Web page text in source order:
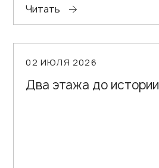
Читать
02 ИЮЛЯ 2026
Два этажа до истории